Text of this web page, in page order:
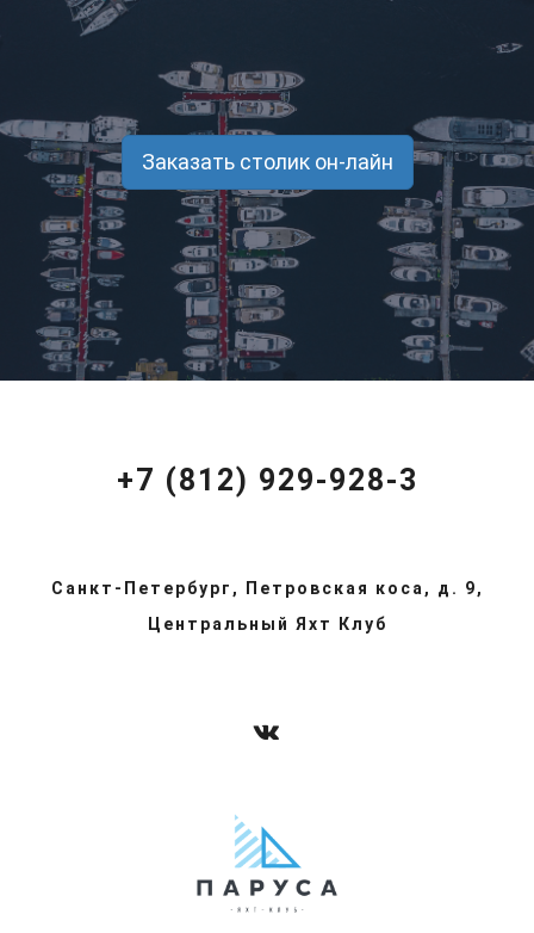
Заказать столик он-лайн
+7 (812) 929-928-3
Санкт-Петербург, Петровская коса, д. 9,
Центральный Яхт Клуб